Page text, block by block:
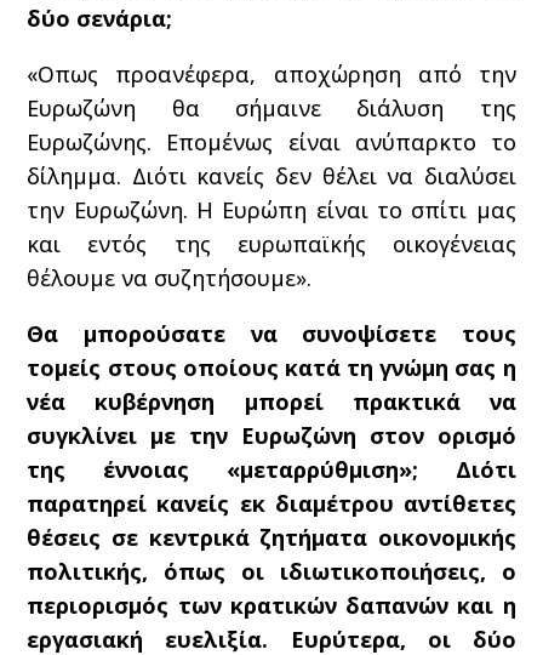
δύο σενάρια;
«Οπως προανέφερα, αποχώρηση από την
Ευρωζώνη θα σήμαινε διάλυση της
Ευρωζώνης. Επομένως είναι ανύπαρκτο το
δίλημμα. Διότι κανείς δεν θέλει να διαλύσει
την Ευρωζώνη. Η Ευρώπη είναι το σπίτι μας
και εντός της ευρωπαϊκής οικογένειας
θέλουμε να συζητήσουμε».
Θα μπορούσατε να συνοψίσετε τους
τομείς στους οποίους κατά τη γνώμη σας η
νέα κυβέρνηση μπορεί πρακτικά να
συγκλίνει με την Ευρωζώνη στον ορισμό
της έννοιας «μεταρρύθμιση»; Διότι
παρατηρεί κανείς εκ διαμέτρου αντίθετες
θέσεις σε κεντρικά ζητήματα οικονομικής
πολιτικής, όπως οι ιδιωτικοποιήσεις, ο
περιορισμός των κρατικών δαπανών και η
εργασιακή ευελιξία. Ευρύτερα, οι δύο